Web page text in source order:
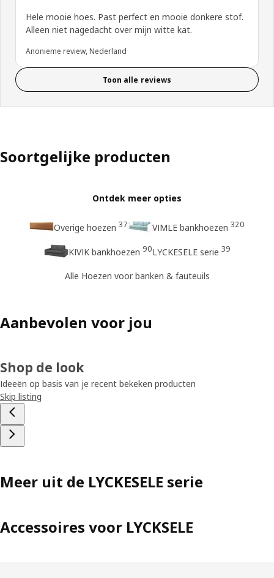
Hele mooie hoes. Past perfect en mooie donkere stof.
Alleen niet nagedacht over mijn witte kat.
Anonieme review, Nederland
Toon alle reviews
Soortgelijke producten
Ontdek meer opties
Overige hoezen 37 VIMLE bankhoezen 320
KIVIK bankhoezen 90LYCKESELE serie 39
Alle Hoezen voor banken & fauteuils
Aanbevolen voor jou
Shop de look
Ideeën op basis van je recent bekeken producten
Skip listing
Meer uit de LYCKESELE serie
Accessoires voor LYCKSELE